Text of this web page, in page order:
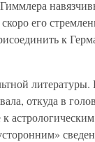
его
к
откуда в